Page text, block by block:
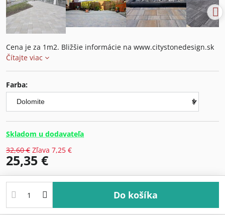
Cena je za 1m2. Bližšie informácie na www.citystonedesign.sk
Čítajte viac
Farba:
Skladom u dodavateľa
32,60 € Zľava 7,25 €
25,35 €
Do košíka